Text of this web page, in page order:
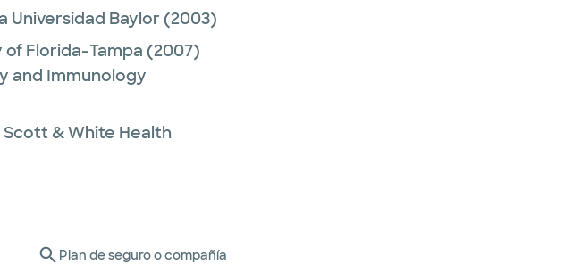
Universidad Baylor (2003)
of Florida-Tampa (2007)
and Immunology
& White Health
Plan de seguro o compañía